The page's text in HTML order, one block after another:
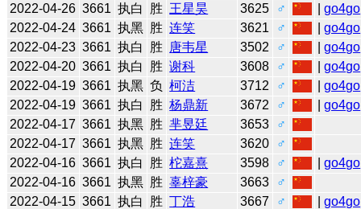
2022-04-26 3661 执白 胜 王星昊 3625 ♂ |go4go
2022-04-24 3661 执黑 胜 连笑 3621 ♂ |go4go
2022-04-23 3661 执白 胜 唐韦星 3502 ♂ |go4go
2022-04-20 3661 执白 胜 谢科 3608 ♂ |go4go
2022-04-19 3661 执黑 负 柯洁 3712 ♂ |go4go
2022-04-19 3661 执白 胜 杨鼎新 3672 ♂ |go4go
2022-04-17 3661 执黑 胜 芈昱廷 3653
♂
2022-04-17 3661 执黑 胜 连笑 3620
♂
2022-04-16 3661 执白 胜 柁嘉熹 3598 ♂ |go4go
2022-04-16 3661 执黑 胜 辜梓豪 3663
♂
2022-04-15 3661 执白 胜 丁浩 3667 ♂ |go4go